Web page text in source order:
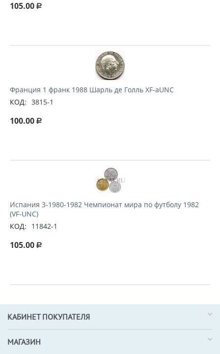
105.00 Р
Франция 1 франк 1988 Шарль де Голль XF-aUNC
КОД: 3815-1
100.00 Р
Испания 3-1980-1982 Чемпионат мира по футболу 1982
(VF-UNC)
КОД:
11842-1
105.00 Р
КАБИНЕТ ПОКУПАТЕЛЯ
МАГАЗИН